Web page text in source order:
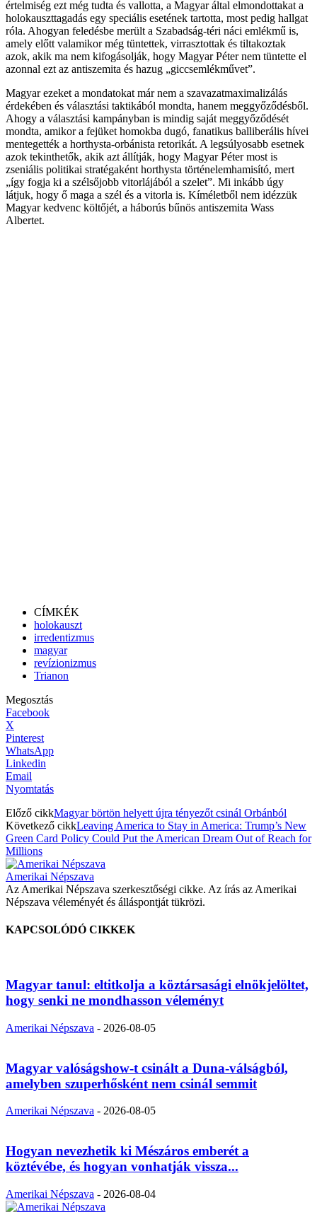
értelmiség ezt még tudta és vallotta, a Magyar által elmondottakat a
holokauszttagadás egy speciális esetének tartotta, most pedig hallgat
róla. Ahogyan feledésbe merült a Szabadság-téri náci emlékmű is,
amely előtt valamikor még tüntettek, virrasztottak és tiltakoztak
azok, akik ma nem kifogásolják, hogy Magyar Péter nem tüntette el
azonnal ezt az antiszemita és hazug „giccsemlékművet”.
Magyar ezeket a mondatokat már nem a szavazatmaximalizálás
érdekében és választási taktikából mondta, hanem meggyőződésből.
Ahogy a választási kampányban is mindig saját meggyőződését
mondta, amikor a fejüket homokba dugó, fanatikus balliberális hívei
mentegették a horthysta-orbánista retorikát. A legsúlyosabb esetnek
azok tekinthetők, akik azt állítják, hogy Magyar Péter most is
zseniális politikai stratégaként horthysta történelemhamisító, mert
„így fogja ki a szélsőjobb vitorlájából a szelet”. Mi inkább úgy
látjuk, hogy ő maga a szél és a vitorla is. Kíméletből nem idézzük
Magyar kedvenc költőjét, a háborús bűnös antiszemita Wass
Albertet.
CÍMKÉK
holokauszt
irredentizmus
magyar
revízionizmus
Trianon
Megosztás
Facebook
X
Pinterest
WhatsApp
Linkedin
Email
Nyomtatás
Előző cikkMagyar börtön helyett újra tényezőt csinál Orbánból
Következő cikkLeaving America to Stay in America: Trump’s New
Green Card Policy Could Put the American Dream Out of Reach for
Millions
Amerikai Népszava
Az Amerikai Népszava szerkesztőségi cikke. Az írás az Amerikai
Népszava véleményét és álláspontját tükrözi.
KAPCSOLÓDÓ CIKKEK
Magyar tanul: eltitkolja a köztársasági elnökjelöltet,
hogy senki ne mondhasson véleményt
Amerikai Népszava - 2026-08-05
Magyar valóságshow-t csinált a Duna-válságból,
amelyben szuperhősként nem csinál semmit
Amerikai Népszava - 2026-08-05
Hogyan nevezhetik ki Mészáros emberét a
köztévébe, és hogyan vonhatják vissza...
Amerikai Népszava - 2026-08-04